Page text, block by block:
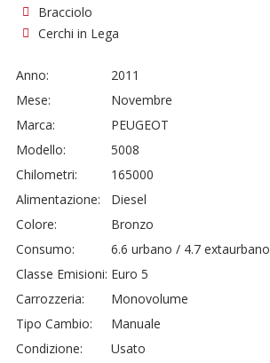
Bracciolo
Cerchi in Lega
Anno:
2011
Mese:
Novembre
Marca:
PEUGEOT
Modello:
5008
Chilometri:
165000
Alimentazione:
Diesel
Colore:
Bronzo
Consumo:
6.6 urbano / 4.7 extaurbano
Classe Emisioni: Euro 5
Carrozzeria:
Monovolume
Tipo Cambio:
Manuale
Condizione:
Usato